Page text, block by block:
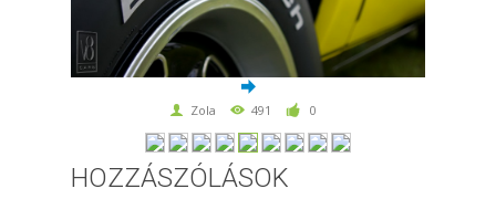
Zola 491 0
HOZZÁSZÓLÁSOK